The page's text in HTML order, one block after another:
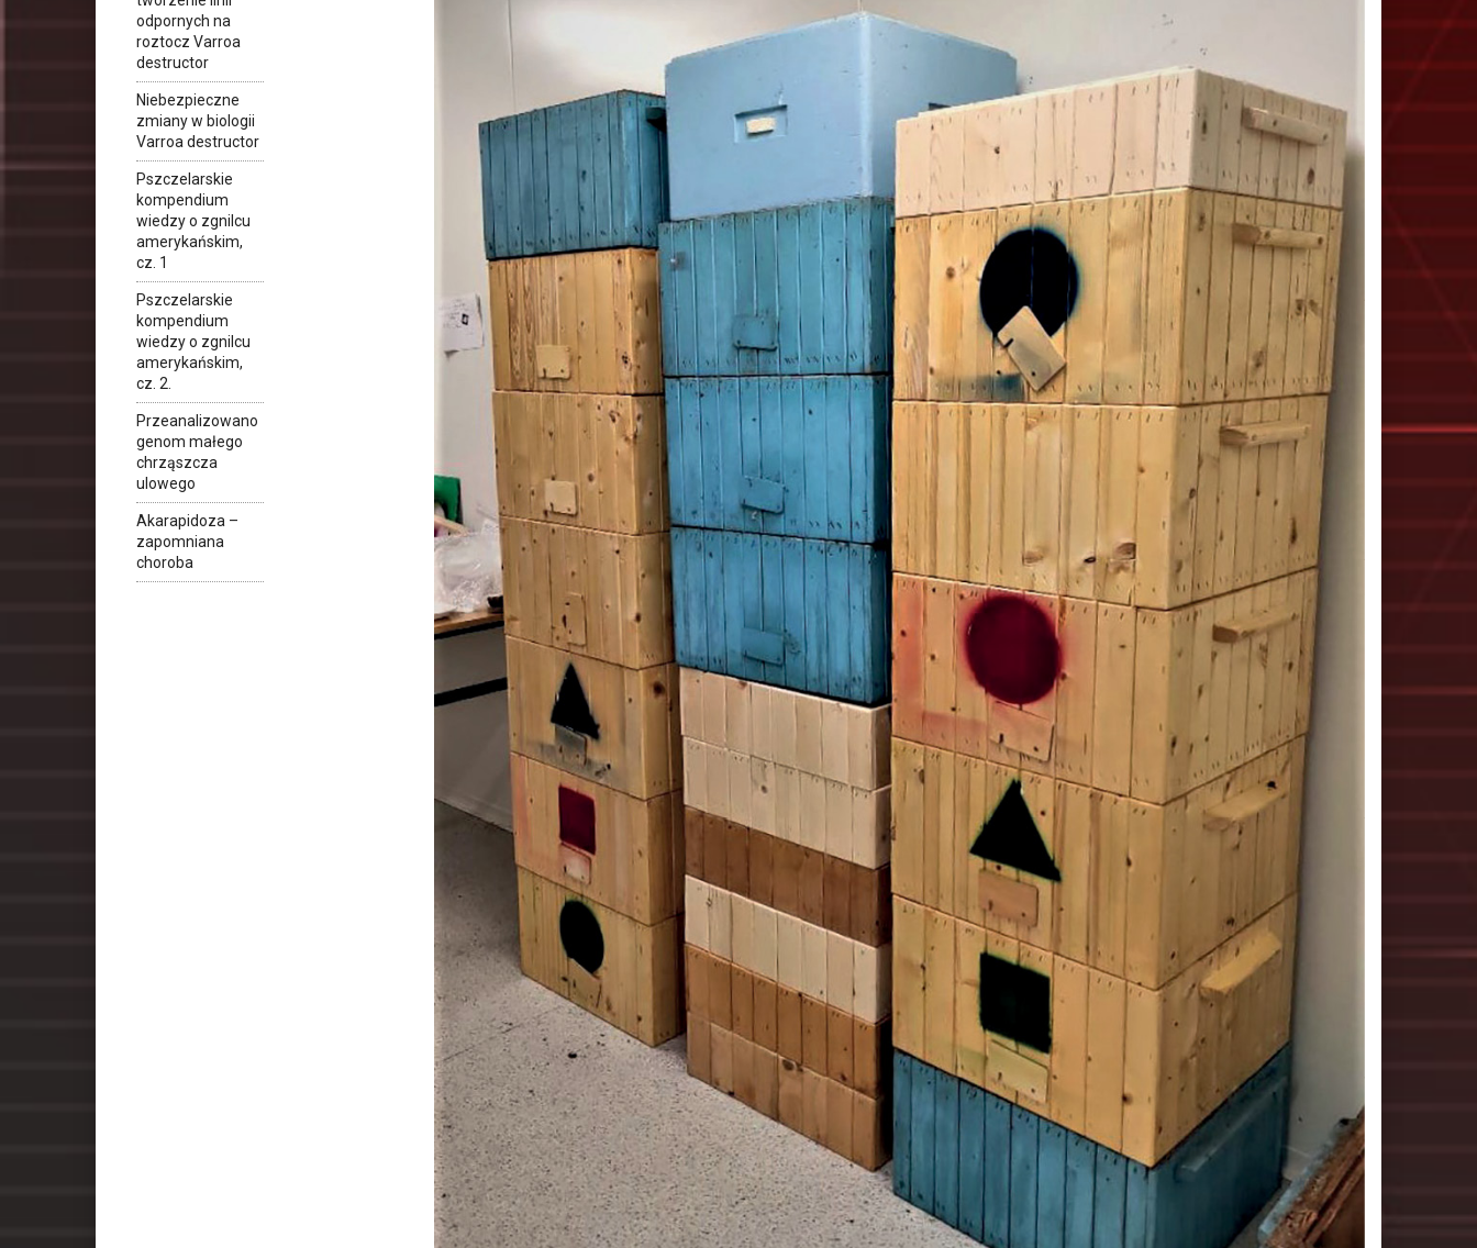
odpornych na
roztocz Varroa
destructor
Niebezpieczne
zmiany w biologii
Varroa destructor
Pszczelarskie
kompendium
wiedzy o zgnilcu
amerykańskim,
cz. 1
Pszczelarskie
kompendium
wiedzy o zgnilcu
amerykańskim,
cz. 2.
Przeanalizowano
genom małego
chrząszcza
ulowego
Akarapidoza –
zapomniana
choroba